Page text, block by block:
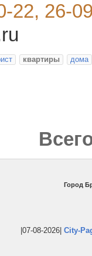
22, 26-
квартиры дома
Город
|07-08-2026| City-